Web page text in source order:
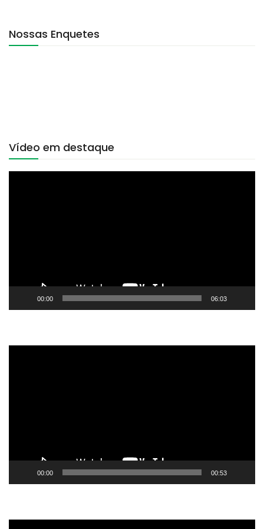
Nossas Enquetes
Vídeo em destaque
00:00 06:03
00:00 00:53